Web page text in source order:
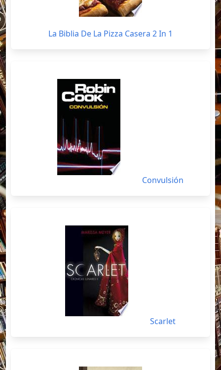
La Biblia De La Pizza Casera 2 In 1
Convulsión
Scarlet